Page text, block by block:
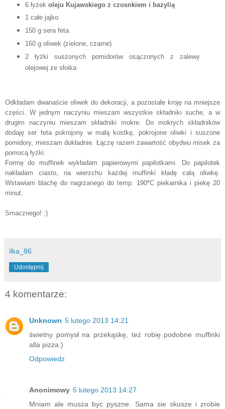
6łyżek oleju Kujawskiego z czosnkiem i bazylią
1całejajko
150 g sera feta
160 g oliwek (zielone, czarne)
2 łyżki suszonych pomidorów osączonych z zalewy
olejowej ze słoika
Odkładam dwanaście oliwek do dekoracji, a pozostałe kroję na mniejsze
części. W jednym naczyniu mieszam wszystkie składniki suche, a w
drugim naczyniu mieszam składniki mokre. Do mokrych składników
dodaję ser feta pokrojony w małą kostkę, pokrojone oliwki i suszone
pomidory, mieszam dokładnie. Łączę razem zawartość obydwu misek za
pomocą łyżki.
Formę do muffinek wykładam papierowymi papilotkami. Do papilotek
nakładam ciasto, na wierzchu każdej muffinki kładę całą oliwkę.
Wstawiam blachę do nagrzanego do temp. 190*C piekarnika i piekę 20
minut.
Smacznego! :)
ilka_86
Udostępnij
4 komentarze:
Unknown 5 lutego 2013 14:21
świetny pomysł na przekąskę, też robię podobne muffinki
alla pizza:)
Odpowiedz
Anonimowy 5 lutego 2013 14:27
Mniam ale musza byc pyszne. Sama sie skusze i zrobie